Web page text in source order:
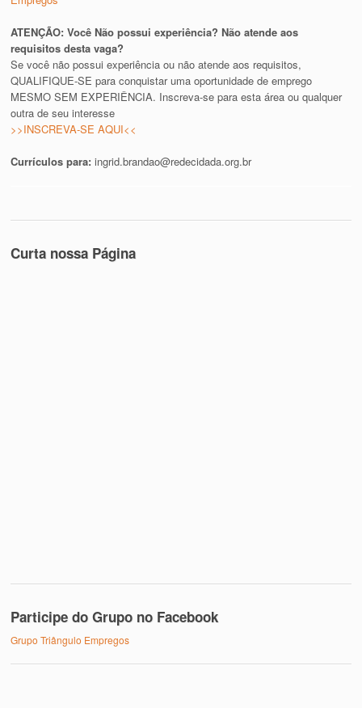
ATENÇÃO: Você Não possui experiência? Não atende aos
requisitos desta vaga?
Se você não possui experiência ou não atende aos requisitos,
QUALIFIQUE-SE para conquistar uma oportunidade de emprego
MESMO SEM EXPERIÊNCIA. Inscreva-se para esta área ou qualquer
outra de seu interesse
>>INSCREVA-SE AQUI<<
Currículos para:ingrid.brandao@redecidada.org.br
Curta nossa Página
Participe do Grupo no Facebook
Grupo Triângulo Empregos